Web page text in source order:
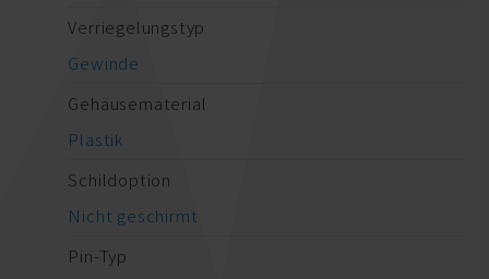
Verriegelungstyp
Gewinde
Gehäusematerial
Plastik
Schildoption
Nicht geschirmt
Pin-Typ